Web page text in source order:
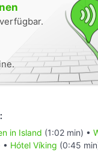
in Island (1:02 min) •
• Hótel Víking (0:45